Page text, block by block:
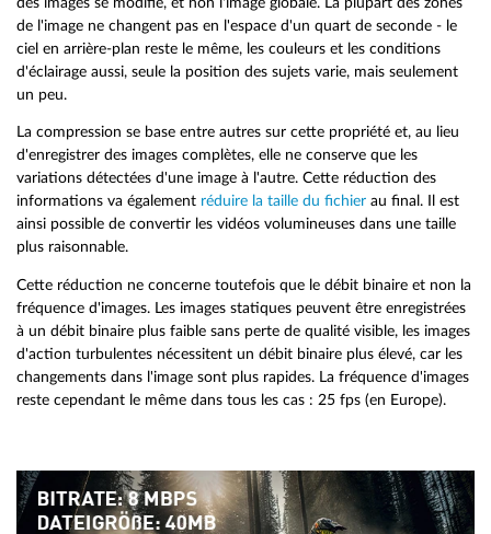
de l'image ne changent pas en l'espace d'un quart de seconde - le
ciel en arrière-plan reste le même, les couleurs et les conditions
d'éclairage aussi, seule la position des sujets varie, mais seulement
un peu.
La compression se base entre autres sur cette propriété et, au lieu
d'enregistrer des images complètes, elle ne conserve que les
variations détectées d'une image à l'autre. Cette réduction des
informations va également réduire la taille du fichier au final. Il est
ainsi possible de convertir les vidéos volumineuses dans une taille
plus raisonnable.
Cette réduction ne concerne toutefois que le débit binaire et non la
fréquence d'images. Les images statiques peuvent être enregistrées
à un débit binaire plus faible sans perte de qualité visible, les images
d'action turbulentes nécessitent un débit binaire plus élevé, car les
changements dans l'image sont plus rapides. La fréquence d'images
reste cependant le même dans tous les cas : 25 fps (en Europe).